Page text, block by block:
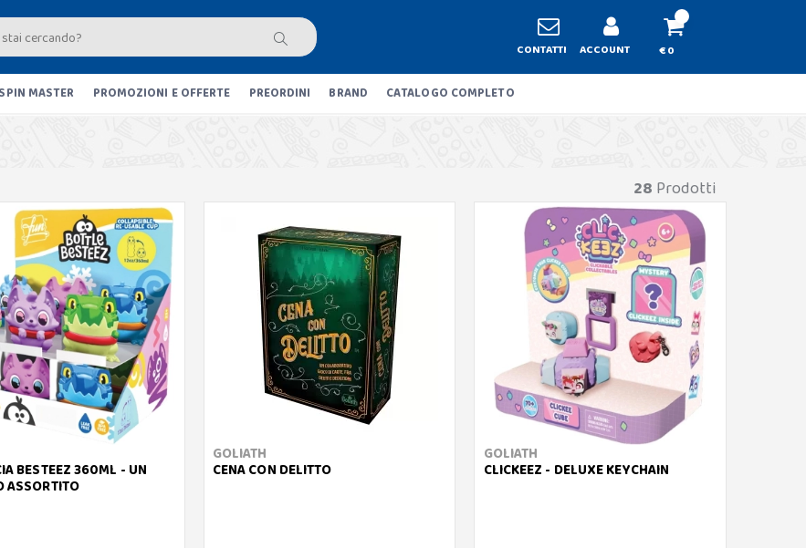
CONTATTI ACCOUNT € 0
SPIN MASTER PROMOZIONI E OFFERTE PREORDINI BRAND CATALOGO COMPLETO
28 Prodotti
BESTEEZ 360ML - UN
ASSORTITO
GOLIATH
CENA CON DELITTO
GOLIATH
CLICKEEZ - DELUXE KEYCHAIN